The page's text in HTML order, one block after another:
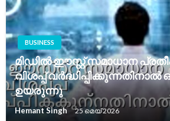
BUSINESS
മിഡിൽ ഈസ്റ്റ് സമാധാന
വിശപ്പ്
ഉയരുന്നു
Hemant Singh 25 മെയ്‌ 2026